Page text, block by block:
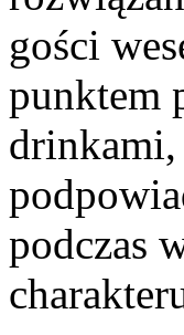
gości
punktem
drinkami,
podczas